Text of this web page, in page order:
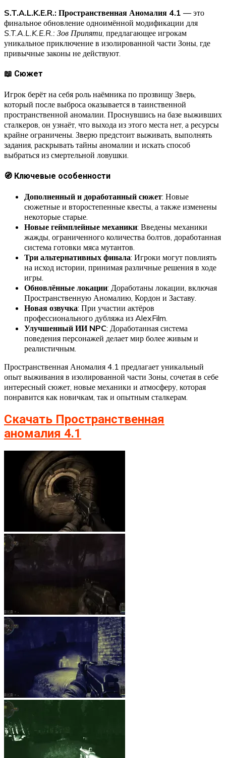
S.T.A.L.K.E.R.: Пространственная Аномалия 4.1 — это
финальное обновление одноимённой модификации для
S.T.A.L.K.E.R.: Зов Припяти , предлагающее игрокам
уникальное приключение в изолированной части Зоны, где
привычные законы не действуют.​
📖 Сюжет
Игрок берёт на себя роль наёмника по прозвищу Зверь,
который после выброса оказывается в таинственной
пространственной аномалии. Проснувшись на базе выживших
сталкеров, он узнаёт, что выхода из этого места нет, а ресурсы
крайне ограничены. Зверю предстоит выживать, выполнять
задания, раскрывать тайны аномалии и искать способ
выбраться из смертельной ловушки.
🧭 Ключевые особенности
Дополненный и доработанный сюжет: Новые
сюжетные и второстепенные квесты, а также изменены
некоторые старые. ​
Новые геймплейные механики: Введены механики
жажды, ограниченного количества болтов, доработанная
система готовки мяса мутантов. ​
Три альтернативных финала: Игроки могут повлиять
на исход истории, принимая различные решения в ходе
игры. ​
Обновлённые локации: Доработаны локации, включая
Пространственную Аномалию, Кордон и Заставу. ​
Новая озвучка: При участии актёров
профессионального дубляжа из AlexFilm. ​
Улучшенный ИИ NPC: Доработанная система
поведения персонажей делает мир более живым и
реалистичным.
Пространственная Аномалия 4.1 предлагает уникальный
опыт выживания в изолированной части Зоны, сочетая в себе
интересный сюжет, новые механики и атмосферу, которая
понравится как новичкам, так и опытным сталкерам.​
Скачать Пространственная
аномалия 4.1